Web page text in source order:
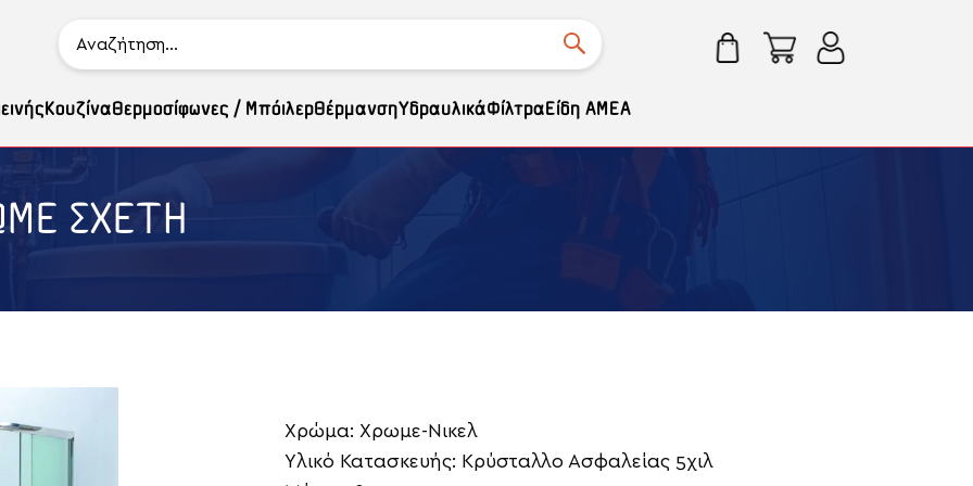
ΣΧΕΤΗ
ΚουζίναΘερμοσίφωνες / ΜπόιλερΘέρμανσηΥδραυλικάΦίλτραΕίδη ΑΜΕΑ
Χρώμα: Χρωμε-Νικελ
Υλικό Κατασκευής: Κρύσταλλο Ασφαλείας 5χιλ